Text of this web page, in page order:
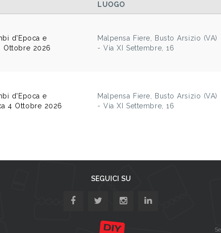
LUOGO
d'Epoca e
Ottobre 2026
Malpensa Fiere, Busto Arsizio (VA)
- Via XI Settembre, 16
d'Epoca e
4 Ottobre 2026
Malpensa Fiere, Busto Arsizio (VA)
- Via XI Settembre, 16
SEGUICI SU